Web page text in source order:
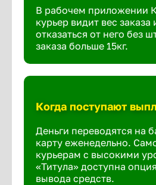
В рабочем приложении
курьер видит вес
отказаться от него без
заказа больше 15кг.
Когда поступают
Деньги переводятся на
карту еженедельно.
курьерам с высокими
«Титула» доступна
вывода средств.